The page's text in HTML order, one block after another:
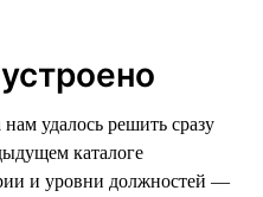
удалось решить сразу
каталоге
и уровни должностей —